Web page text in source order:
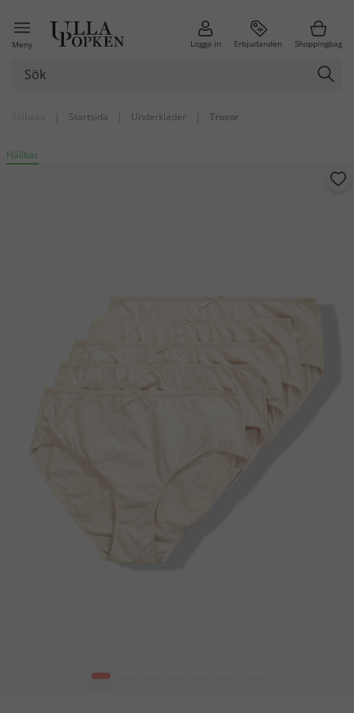
Meny Logga in Erbjudanden Shoppingbag
| Startsida | Underkläder | Trosor
Hållbar
1